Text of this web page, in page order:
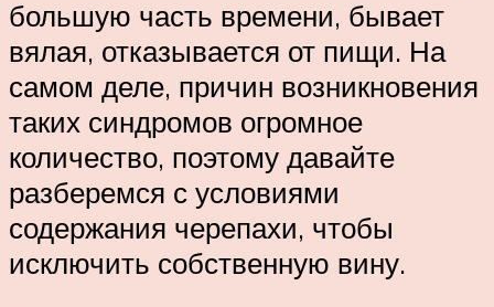
большую часть времени, бывает
вялая, отказывается от пищи. На
самом деле, причин возникновения
таких синдромов огромное
количество, поэтому давайте
разберемся с условиями
содержания черепахи, чтобы
исключить собственную вину.